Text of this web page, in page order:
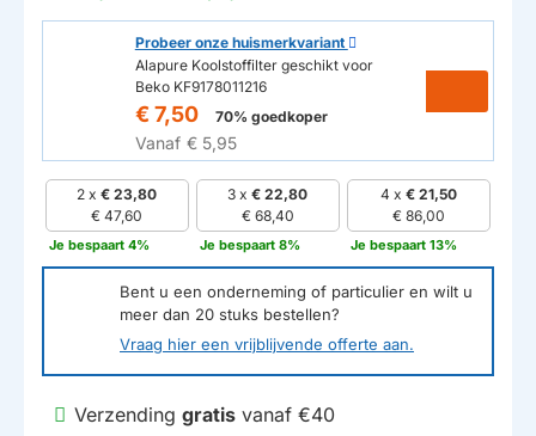
Probeer onze huismerkvariant
Alapure Koolstoffilter geschikt voor
Beko KF9178011216
€ 7,50 70% goedkoper
Vanaf € 5,95
2 x€ 23,80
€ 47,60
Je bespaart 4%
3 x€ 22,80
€ 68,40
Je bespaart 8%
4 x € 21,50
€ 86,00
Je bespaart 13%
Bent u een onderneming of particulier en wilt u
meer dan 20 stuks bestellen?
Vraag hier een vrijblijvende offerte aan.
Verzending gratis vanaf €40